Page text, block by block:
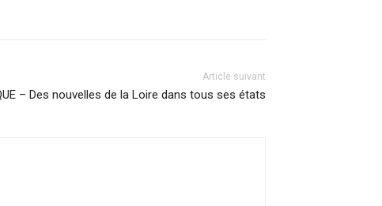
Article suivant
– Des nouvelles de la Loire dans tous ses états